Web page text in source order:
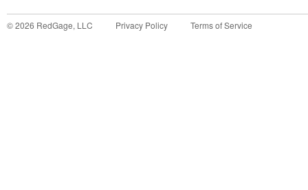
©2026 RedGage, LLC Privacy Policy Terms of Service